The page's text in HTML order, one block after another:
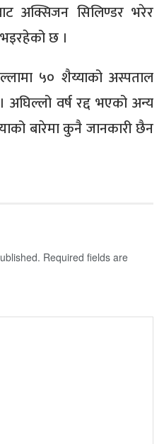
अक्सिजन सिलिण्डर भरेर
छ ।
५० शैय्याको अस्पताल
वर्ष रद्द भएको अन्य
बारेमा कुनै जानकारी छैन
Required fields are